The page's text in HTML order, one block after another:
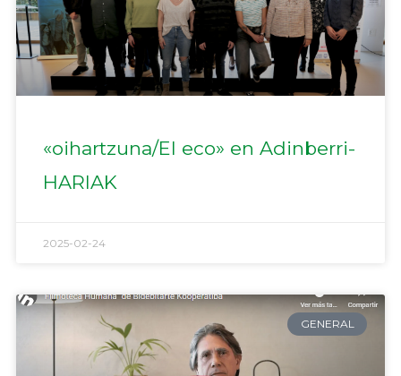
«oihartzuna/El eco» en Adinberri-
HARIAK
2025-02-24
GENERAL